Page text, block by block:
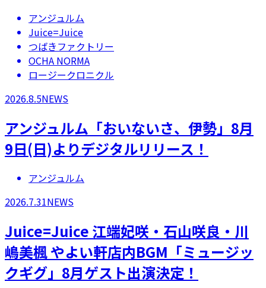
アンジュルム
Juice=Juice
つばきファクトリー
OCHA NORMA
ロージークロニクル
2026.8.5NEWS
アンジュルム「おいないさ、伊勢」8月
9日(日)よりデジタルリリース！
アンジュルム
2026.7.31NEWS
Juice=Juice 江端妃咲・石山咲良・川
嶋美楓 やよい軒店内BGM「ミュージッ
クギグ」8月ゲスト出演決定！